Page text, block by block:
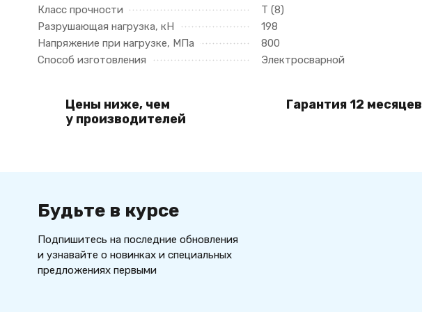
Класс прочности
Т (8)
Разрушающая нагрузка, кН
198
Напряжение при нагрузке, МПа
800
Способ изготовления
Электросварной
Цены ниже, чем
у производителей
Гарантия 12 месяцев
Будьте в курсе
Подпишитесь на последние обновления
и узнавайте о новинках и специальных
предложениях первыми